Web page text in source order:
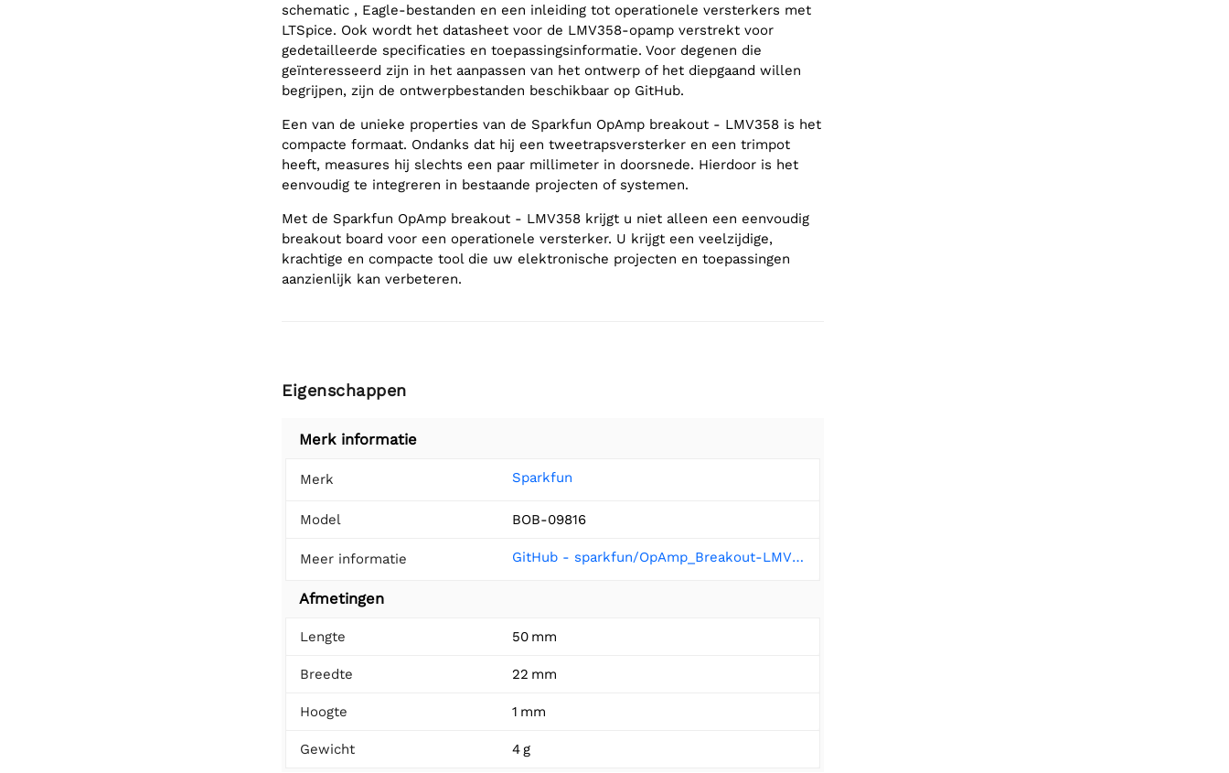
schematic , Eagle-bestanden en een inleiding tot operationele versterkers met
LTSpice. Ook wordt het datasheet voor de LMV358-opamp verstrekt voor
gedetailleerde specificaties en toepassingsinformatie. Voor degenen die
geïnteresseerd zijn in het aanpassen van het ontwerp of het diepgaand willen
begrijpen, zijn de ontwerpbestanden beschikbaar op GitHub.
Een van de unieke properties van de Sparkfun OpAmp breakout - LMV358 is het
compacte formaat. Ondanks dat hij een tweetrapsversterker en een trimpot
heeft, measures hij slechts een paar millimeter in doorsnede. Hierdoor is het
eenvoudig te integreren in bestaande projecten of systemen.
Met de Sparkfun OpAmp breakout - LMV358 krijgt u niet alleen een eenvoudig
breakout board voor een operationele versterker. U krijgt een veelzijdige,
krachtige en compacte tool die uw elektronische projecten en toepassingen
aanzienlijk kan verbeteren.
Eigenschappen
Merk informatie
Merk Sparkfun
Model BOB-09816
Meer informatie GitHub - sparkfun/OpAmp_Breakout-LMV358 at V_1.6
Afmetingen
Lengte 50 mm
Breedte 22 mm
Hoogte 1 mm
Gewicht 4 g